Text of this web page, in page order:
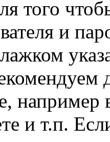
того
и
например
и т.п.